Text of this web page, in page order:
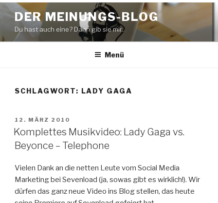
Zum
Inhalt
springen
DER MEINUNGS-BLOG
Du hast auch eine? Dann gib sie mir..
Menü
SCHLAGWORT: LADY GAGA
VERÖFFENTLICHT
AM
12. MÄRZ 2010
Komplettes Musikvideo: Lady Gaga vs.
Beyonce – Telephone
Vielen Dank an die netten Leute vom Social Media
Marketing bei Sevenload (ja, sowas gibt es wirklich!). Wir
dürfen das ganz neue Video ins Blog stellen, das heute